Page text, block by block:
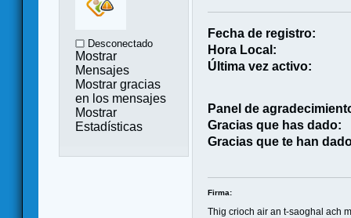
Desconectado
Mostrar
Mensajes
Mostrar gracias
en los mensajes
Mostrar
Estadísticas
Fecha de registro:
Hora Local:
Última vez activo:
Panel de
Gracias que has dado:
Gracias que te han
Firma:
Thig crioch air an t-saoghal ach